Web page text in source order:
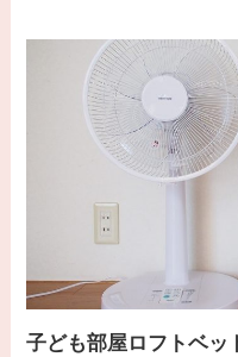
子ども部屋ロフトベッ